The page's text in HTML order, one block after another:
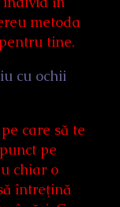
metoda
tine.
cu ochii
care să te
pe
chiar o
întreţină